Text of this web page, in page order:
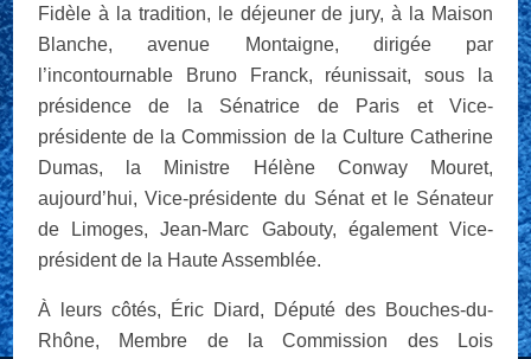
Fidèle à la tradition, le déjeuner de jury, à la Maison
Blanche, avenue Montaigne, dirigée par
l’incontournable Bruno Franck, réunissait, sous la
présidence de la Sénatrice de Paris et Vice-
présidente de la Commission de la Culture Catherine
Dumas, la Ministre Hélène Conway Mouret,
aujourd’hui, Vice-présidente du Sénat et le Sénateur
de Limoges, Jean-Marc Gabouty, également Vice-
président de la Haute Assemblée.
À leurs côtés, Éric Diard, Député des Bouches-du-
Rhône, Membre de la Commission des Lois